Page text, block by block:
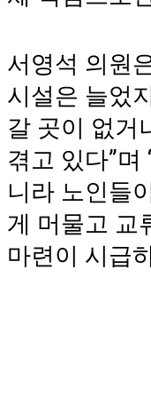
서영석 의원
시설은 늘었
갈 곳이 없거
겪고 있다”
니라 노인들
게 머물고 교
마련이 시급